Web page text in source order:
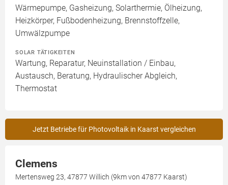
Wärmepumpe, Gasheizung, Solarthermie, Ölheizung,
Heizkörper, Fußbodenheizung, Brennstoffzelle,
Umwälzpumpe
SOLAR TÄTIGKEITEN
Wartung, Reparatur, Neuinstallation / Einbau,
Austausch, Beratung, Hydraulischer Abgleich,
Thermostat
Jetzt Betriebe für Photovoltaik in Kaarst vergleichen
Clemens
Mertensweg 23, 47877 Willich (9km von 47877 Kaarst)